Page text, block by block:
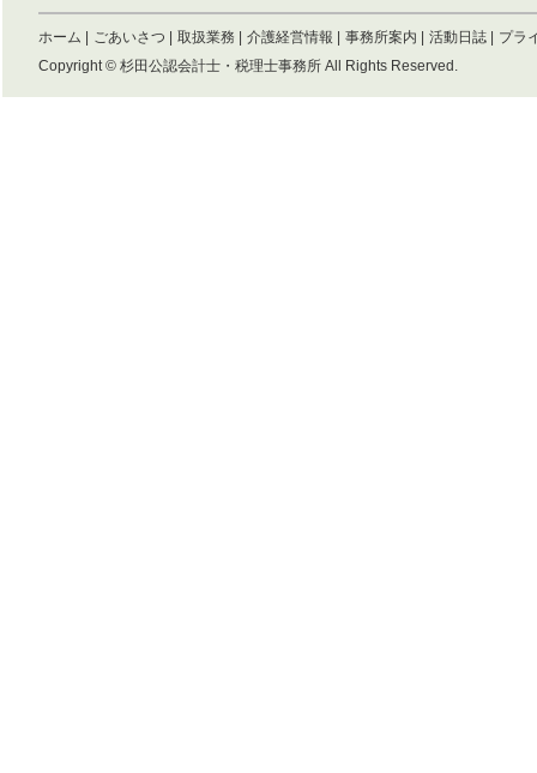
ホーム ごあいさつ 取扱業務 介護経営情報 事務所案内 活動日誌
プラ
Copyright © 杉田公認会計士・税理士事務所 All Rights Reserved.